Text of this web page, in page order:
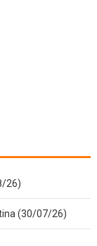
26)
(30/07/26)